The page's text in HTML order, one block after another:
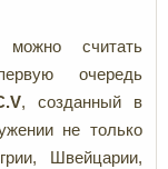
можно считать
очередь
V, созданный в
не только
Швейцарии,